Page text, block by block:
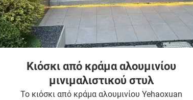
Κάγκελα Αλουμινίου Τέχνης
Αυλής
Τα κιγκλιδώματα Yehaoxuan Aluminum Art